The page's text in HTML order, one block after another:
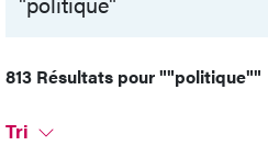
813 Résultats pour""politique""
Tri